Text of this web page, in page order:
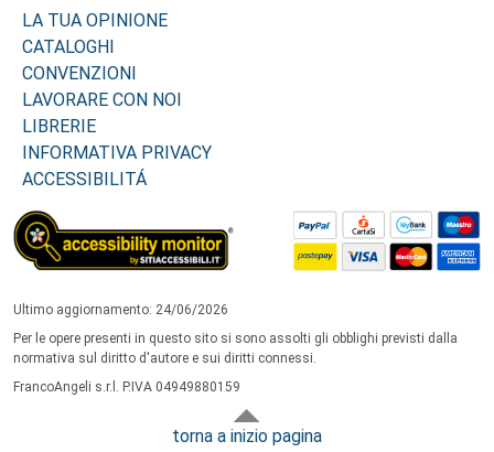
LA TUA OPINIONE
CATALOGHI
CONVENZIONI
LAVORARE CON NOI
LIBRERIE
INFORMATIVA PRIVACY
ACCESSIBILITÁ
Ultimo aggiornamento: 24/06/2026
Per le opere presenti in questo sito si sono assolti gli obblighi previsti dalla
normativa sul diritto d'autore e sui diritti connessi.
FrancoAngeli s.r.l. P.IVA 04949880159
torna a inizio pagina